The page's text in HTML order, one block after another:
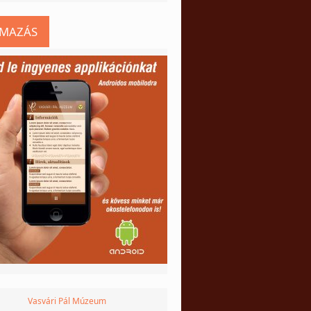
Vasvári Pál Múzeum